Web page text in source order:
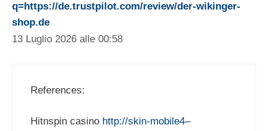
q=https://de.trustpilot.com/review/der-wikinger-
shop.de
13 Luglio 2026 alle 00:58
References:
Hitnspin casino http://skin-mobile4–